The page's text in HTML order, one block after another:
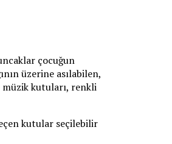
çocuğun
üzerine asılabilen,
müzik kutuları, renkli
kutular seçilebilir